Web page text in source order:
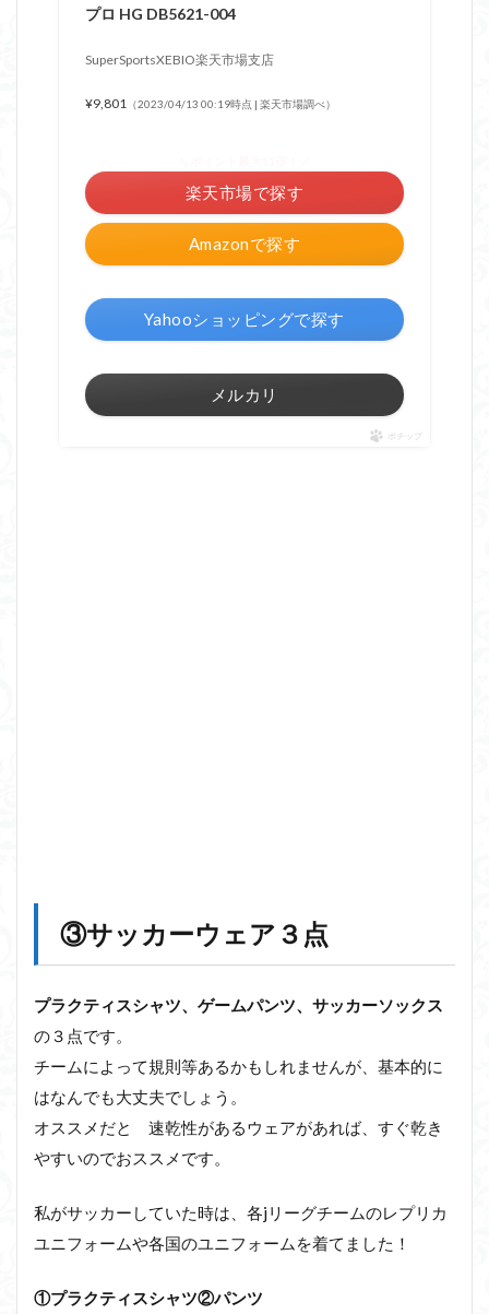
プロ HG DB5621-004
SuperSportsXEBIO楽天市場支店
¥9,801 （2023/04/13 00:19時点 | 楽天市場調べ）
Amazonで探す
楽天市場で探す
Yahooショッピングで探す
メルカリ
ポチップ
③サッカーウェア３点
プラクティスシャツ、ゲームパンツ、サッカーソックス
の３点です。
チームによって規則等あるかもしれませんが、基本的に
はなんでも大丈夫でしょう。
オススメだと 速乾性があるウェアがあれば、すぐ乾き
やすいのでおススメです。
私がサッカーしていた時は、各jリーグチームのレプリカ
ユニフォームや各国のユニフォームを着てました！
①プラクティスシャツ②パンツ